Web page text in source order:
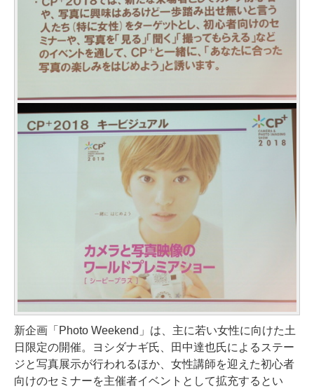
新企画「Photo Weekend」は、主に若い女性に向けた土
日限定の開催。ヨシダナギ氏、田中達也氏によるステー
ジと写真展示が行われるほか、女性講師を迎えた初心者
向けのセミナーを主催者イベントとして拡充するとい